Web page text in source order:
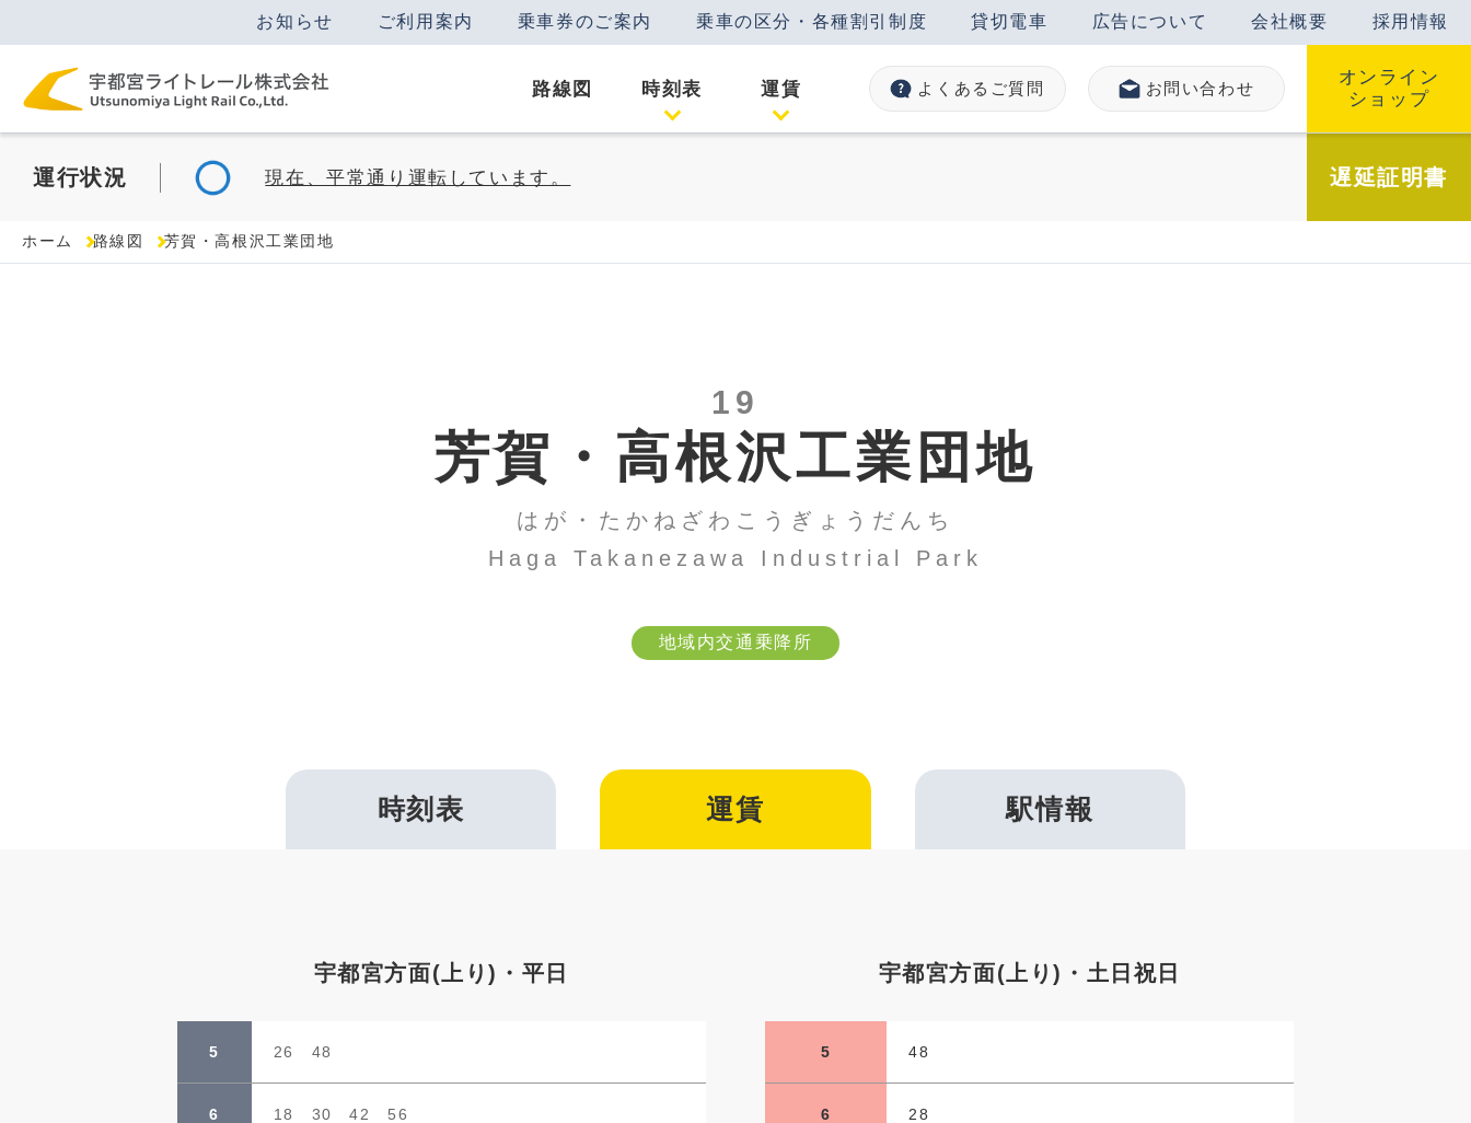
お知らせ ご利用案内 乗車券のご案内 乗車の区分・各種割引制度 貸切電車 広告について 会社概要 採用情報
路線図 時刻表 運賃 よくあるご質問 お問い合わせ
オンライン
ショップ
運行状況 現在、平常通り運転しています。 遅延証明書
ホーム 路線図 芳賀・高根沢工業団地
19
芳賀・高根沢工業団地
はが・たかねざわこうぎょうだんち
Haga Takanezawa Industrial Park
地域内交通乗降所
時刻表 運賃 駅情報
宇都宮方面(上り)・平日
5 26 48
6 18 30 42 56
宇都宮方面(上り)・土日祝日
5 48
6 28